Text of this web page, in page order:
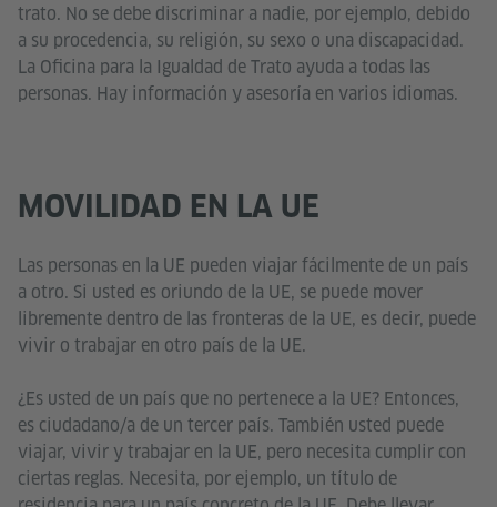
trato. No se debe discriminar a nadie, por ejemplo, debido
a su procedencia, su religión, su sexo o una discapacidad.
La Oficina para la Igualdad de Trato ayuda a todas las
personas. Hay información y asesoría en varios idiomas.
MOVILIDAD EN LA UE
Las personas en la UE pueden viajar fácilmente de un país
a otro. Si usted es oriundo de la UE, se puede mover
libremente dentro de las fronteras de la UE, es decir, puede
vivir o trabajar en otro país de la UE.
¿Es usted de un país que no pertenece a la UE? Entonces,
es ciudadano/a de un tercer país. También usted puede
viajar, vivir y trabajar en la UE, pero necesita cumplir con
ciertas reglas. Necesita, por ejemplo, un título de